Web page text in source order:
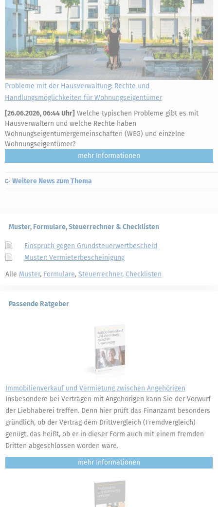
Probleme mit der Hausverwaltung: Rechte und
Handlungsmöglichkeiten für Wohnungseigentümer
[26.06.2026, 06:44 Uhr] Welche typischen Probleme gibt es mit
Hausverwaltern und welche Rechte haben
Wohnungseigentümergemeinschaften (WEG) und einzelne
Wohnungseigentümer?
mehr
Weitere News zum Thema
Muster, Formulare, Steuerrechner & Checklisten
Einspruch gegen Grundsteuerwertbescheid
Muster: Vermieterbescheinigung
Alle Muster, Formulare, Steuerrechner, Checklisten
Passende Ratgeber
Immobilienverkauf und Vermietung zwischen Angehörigen
Insbesondere bei Verträgen mit Angehörigen kann Sie der Vorwurf
der Liebhaberei treffen. Denn hier prüft das Finanzamt besonders
gründlich, ob der Vertrag dem Drittvergleich (Fremdvergleich)
genügt, das heißt, ob er in dieser Form auch mit einem fremden
Dritten abgeschlossen worden wäre.
mehr